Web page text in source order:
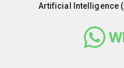
Artificial Intelligence